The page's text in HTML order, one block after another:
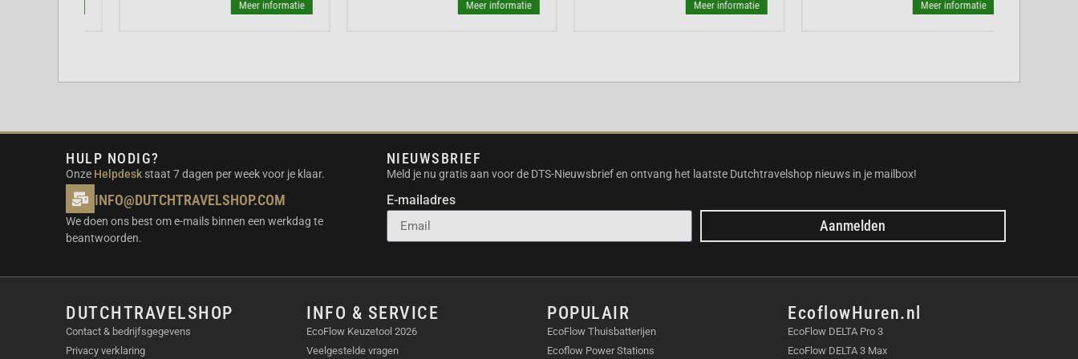
Handleiding
TECHNISCHE SPECIFICATIES
Opslag: 128GB interne opslag
Besturingssysteem: Android TV
Connectiviteit: Wi-Fi 6 en Bluetooth 5.0
Batterij: 4500 mAh
VEELGESTELDE VRAGEN (FAQ)
WAT IS DE BATTERIJDUUR VAN DE NECKBAND?
Meer informatie Meer informatie Meer informatie Meer informatie
HULP NODIG?
Onze Helpdesk staat 7 dagen per week voor je klaar.
INFO@DUTCHTRAVELSHOP.COM
We doen ons best om e-mails binnen een werkdag te
beantwoorden.
NIEUWSBRIEF
Meld je nu gratis aan voor de DTS-Nieuwsbrief en ontvang het laatste Dutchtravelshop nieuws in je mailbox!
E-mailadres
Aanmelden
DUTCHTRAVELSHOP
Contact & bedrijfsgegevens
Privacy verklaring
INFO & SERVICE
EcoFlow Keuzetool 2026
Veelgestelde vragen
POPULAIR
EcoFlow Thuisbatterijen
Ecoflow Power Stations
EcoflowHuren.nl
EcoFlow DELTA Pro 3
EcoFlow DELTA 3 Max